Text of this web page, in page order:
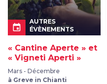
event
AUTRES
ÉVÈNEMENTS
« Cantine Aperte » et
« Vigneti Aperti »
Mars - Décembre
à Greve in Chianti